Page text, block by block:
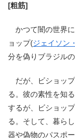
[粗筋]
かつて闇の世界
ョップ(ジェイソン
分を偽りブラジル
だが、ビショッ
る。彼の素性を知
するが、ビショッ
る。そして、暮ら
器や偽物のパスポ